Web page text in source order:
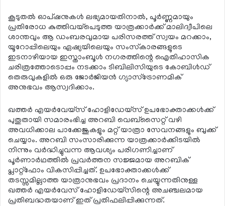
കൂടുതല്‍ ഓപ്ഷനുകള്‍ ലഭ്യമായതിനാല്‍, പൂര്‍ണ്ണമായും
പ്രതിരോധ കുത്തിവയ്‌പെടുത്ത യാത്രക്കാര്‍ക്ക് മാലിദ്വീപിലെ
ശാന്തവും ആ ഡംബരവുമായ പരിസരത്ത് സ്വയം മറക്കാം,
യൂറോപ്പിലെയും ഏഷ്യയിലെയും സംസ്‌കാരങ്ങളുടെ
ഇടനാഴിയായ ഇസ്താംബൂള്‍ നഗരത്തിന്റെ ഐതിഹാസിക
ചരിത്രത്തോടൊപ്പം നടക്കാം ടിബിലിസിയുടെ കോബിള്‍ഡ്
തെരുവുകളില്‍ ഒരു ജോര്‍ജിയന്‍ ഗ്യാസ്‌ട്രോണമിക്
അനുഭവം ആസ്വദിക്കാം.
ഖത്തര്‍ എയര്‍വേയ്സ് ഹോളിഡേയ്സ് ഉപഭോക്താക്കള്‍ക്ക്
പുതുതായി സമാരംഭിച്ച അറബി വെബ്സൈറ്റ് വഴി
അവധിക്കാല പാക്കേജുകളും മറ്റ് യാത്രാ സേവനങ്ങളും ബുക്ക്
ചെയ്യാം. അറബി സംസാരിക്കുന്ന യാത്രക്കാര്‍ക്കിടയില്‍
നിന്നും വര്‍ദ്ധിച്ചുവന്ന ആവശ്യം പരിഗണിച്ചാണ്
പൂര്‍ണാര്‍ഥത്തില്‍ പ്രവര്‍ത്തന സജ്ജമായ അറബിക്
പ്ലാറ്റ്‌ഫോം വികസിപ്പിച്ചത്. ഉപഭോക്താക്കള്‍ക്ക്
തടസ്സമില്ലാത്ത യാത്രാനുഭവം പ്രദാനം ചെയ്യുന്നതിനുള്ള
ഖത്തര്‍ എയര്‍വേസ് ഹോളിഡേയ്‌സിന്റെ അചഞ്ചലമായ
പ്രതിബദ്ധതയാണ് ഇത് പ്രതിഫലിപ്പിക്കുന്നത്.